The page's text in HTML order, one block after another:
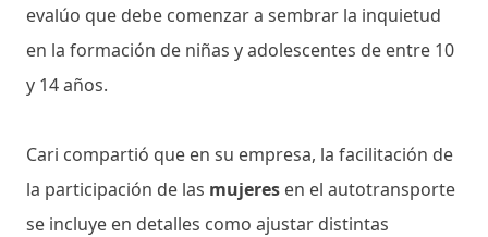
evalúo que debe comenzar a sembrar la inquietud
en la formación de niñas y adolescentes de entre 10
y 14 años.
Cari compartió que en su empresa, la facilitación de
la participación de las mujeres en el autotransporte
se incluye en detalles como ajustar distintas